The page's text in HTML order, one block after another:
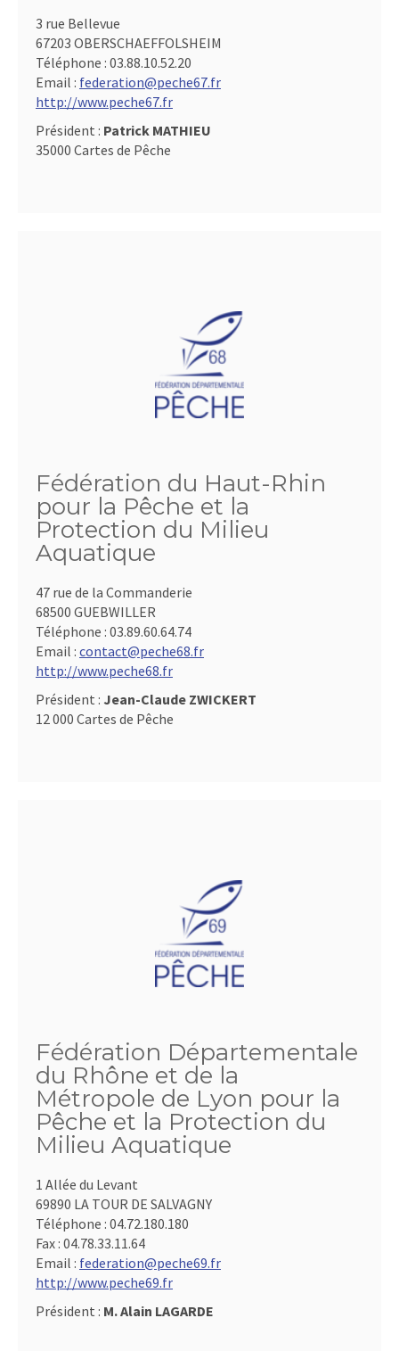
3 rue Bellevue
67203 OBERSCHAEFFOLSHEIM
Téléphone : 03.88.10.52.20
Email : federation@peche67.fr
http://www.peche67.fr
Président : Patrick MATHIEU
35000 Cartes de Pêche
Fédération du Haut-Rhin
pour la Pêche et la
Protection du Milieu
Aquatique
47 rue de la Commanderie
68500 GUEBWILLER
Téléphone : 03.89.60.64.74
Email : contact@peche68.fr
http://www.peche68.fr
Président : Jean-Claude ZWICKERT
12 000 Cartes de Pêche
Fédération Départementale
du Rhône et de la
Métropole de Lyon pour la
Pêche et la Protection du
Milieu Aquatique
1 Allée du Levant
69890 LA TOUR DE SALVAGNY
Téléphone : 04.72.180.180
Fax : 04.78.33.11.64
Email : federation@peche69.fr
http://www.peche69.fr
Président : M. Alain LAGARDE